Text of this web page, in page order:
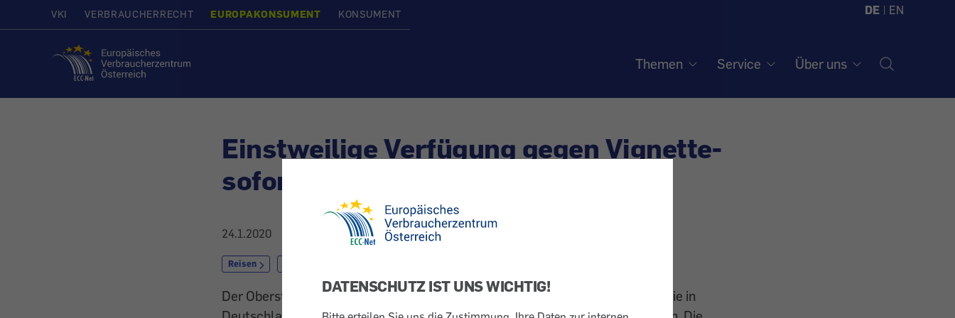
DATENSCHUTZ IST UNS WICHTIG!
VKI VERBRAUCHERRECHT EUROPAKONSUMENT KONSUMENT DE | EN
Startseite
Themen Service Über uns
Einstweilige Verfügung gegen Vignette-
sofort
24.1.2020
Reisen
Der Oberste Gerichtshof in Österreich hat eine einstweilige Verfügung gegen die in